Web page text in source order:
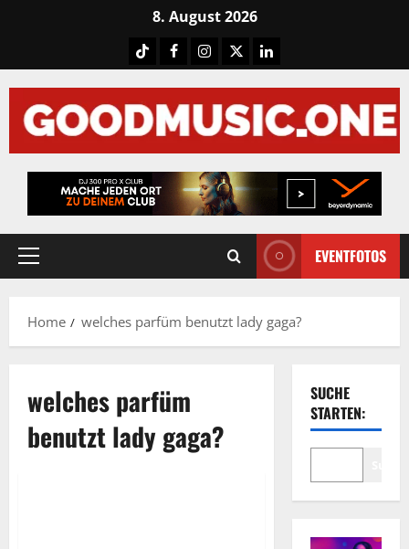
8. August 2026
TiktokFacebook
Instagram
X LinkedIN
Primary
EVENTFOTOS
Home welches parfüm benutzt lady gaga?
welches parfüm
benutzt lady gaga?
SUCHE
STARTEN: